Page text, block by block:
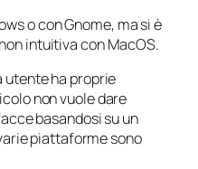
o con Gnome, ma si è
intuitiva con MacOS.
utente ha proprie
non vuole dare
basandosi su un
piattaforme sono